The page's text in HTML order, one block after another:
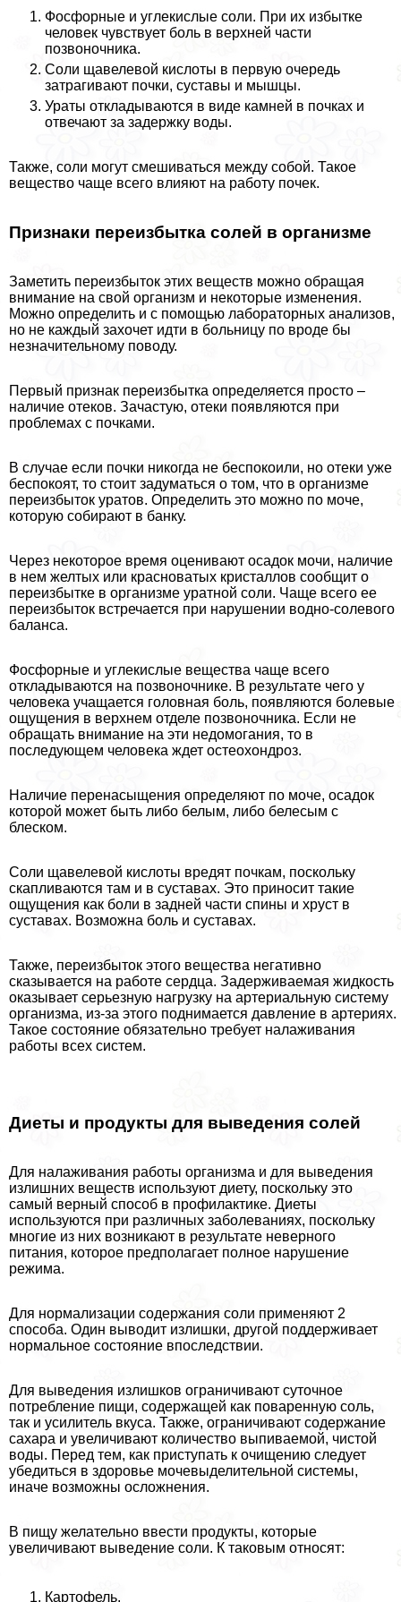
Фосфорные и углекислые соли. При их избытке
человек чувствует боль в верхней части
позвоночника.
Соли щавелевой кислоты в первую очередь
затрагивают почки, суставы и мышцы.
Ураты откладываются в виде камней в почках и
отвечают за задержку воды.
Также, соли могут смешиваться между собой. Такое
вещество чаще всего влияют на работу почек.
Признаки переизбытка солей в организме
Заметить переизбыток этих веществ можно обращая
внимание на свой организм и некоторые изменения.
Можно определить и с помощью лабораторных анализов,
но не каждый захочет идти в больницу по вроде бы
незначительному поводу.
Первый признак переизбытка определяется просто –
наличие отеков. Зачастую, отеки появляются при
проблемах с почками.
В случае если почки никогда не беспокоили, но отеки уже
беспокоят, то стоит задуматься о том, что в организме
переизбыток уратов. Определить это можно по моче,
которую собирают в банку.
Через некоторое время оценивают осадок мочи, наличие
в нем желтых или красноватых кристаллов сообщит о
переизбытке в организме уратной соли. Чаще всего ее
переизбыток встречается при нарушении водно-солевого
баланса.
Фосфорные и углекислые вещества чаще всего
откладываются на позвоночнике. В результате чего у
человека учащается головная боль, появляются болевые
ощущения в верхнем отделе позвоночника. Если не
обращать внимание на эти недомогания, то в
последующем человека ждет остеохондроз.
Наличие перенасыщения определяют по моче, осадок
которой может быть либо белым, либо белесым с
блеском.
Соли щавелевой кислоты вредят почкам, поскольку
скапливаются там и в суставах. Это приносит такие
ощущения как боли в задней части спины и хруст в
суставах. Возможна боль и суставах.
Также, переизбыток этого вещества негативно
сказывается на работе сердца. Задерживаемая жидкость
оказывает серьезную нагрузку на артериальную систему
организма, из-за этого поднимается давление в артериях.
Такое состояние обязательно требует налаживания
работы всех систем.
Диеты и продукты для выведения солей
Для налаживания работы организма и для выведения
излишних веществ используют диету, поскольку это
самый верный способ в профилактике. Диеты
используются при различных заболеваниях, поскольку
многие из них возникают в результате неверного
питания, которое предполагает полное нарушение
режима.
Для нормализации содержания соли применяют 2
способа. Один выводит излишки, другой поддерживает
нормальное состояние впоследствии.
Для выведения излишков ограничивают суточное
потрeбление пищи, содержащей как поваренную соль,
так и усилитель вкуса. Также, ограничивают содержание
сахара и увеличивают количество выпиваемой, чистой
воды. Перед тем, как приступать к очищению следует
убедиться в здоровье мочевыделительной системы,
иначе возможны осложнения.
В пищу желательно ввести продукты, которые
увеличивают выведение соли. К таковым относят:
Картофель.